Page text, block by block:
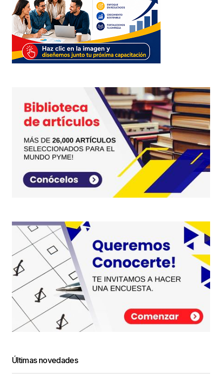
Últimas novedades